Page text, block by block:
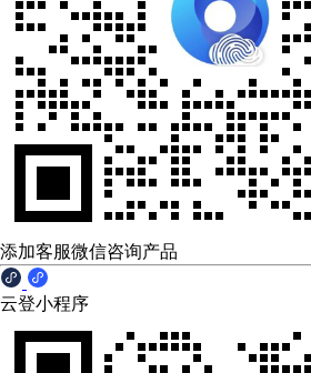
添加客服微信咨询产品
云登小程序